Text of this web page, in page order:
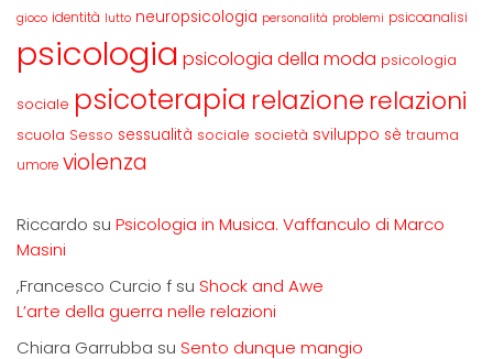
gioco identità lutto neuropsicologia personalità problemi psicoanalisi
psicologia psicologia della moda psicologia
sociale psicoterapia relazione relazioni
scuola Sesso sessualità sociale società sviluppo sè trauma
umore violenza
Riccardo su Psicologia in Musica. Vaffanculo di Marco
Masini
,Francesco Curcio f su Shock and Awe
L’arte della guerra nelle relazioni
Chiara Garrubba su Sento dunque mangio